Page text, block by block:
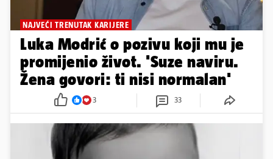
NAJVEĆI TRENUTAK KARIJERE
Luka Modrić o pozivu koji mu je
promijenio život. 'Suze naviru.
Žena govori: ti nisi normalan'
3 33